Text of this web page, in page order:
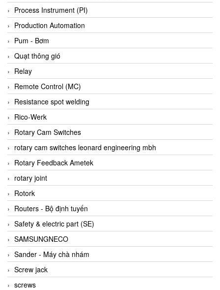
BirdX Vietnam
BK Vibro
Black Box
BlackBox Vietnam
BLAGDON PUMP
Bloom Engineering
Boneng
Bopp & Reuther Messtechnik
Bosch
Boydcorp
BRAUN Vietnam
Brinkmann Pumpen
BRONKHORST
Brook Instrument
Brooks Instrument Vietnam
Buhler
BURLING INSTRUMENTS
Burster
BUSCHJOST
Process Instrument (PI)
Production Automation
Pum - Bơm
Quạt thông gió
Relay
Remote Control (MC)
Resistance spot welding
Rico-Werk
Rotary Cam Switches
rotary cam switches leonard engineering mbh
Rotary Feedback Ametek
rotary joint
Rotork
Routers - Bộ định tuyến
Safety & electric part (SE)
SAMSUNGNECO
Sander - Máy chà nhám
Screw jack
screws